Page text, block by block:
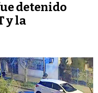
detenido
y la